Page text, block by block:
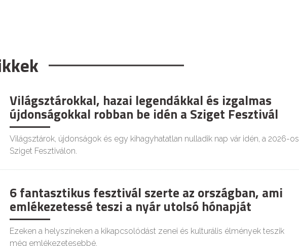
Világsztárokkal, hazai legendákkal és izgalmas
újdonságokkal robban be idén a Sziget Fesztivál
Világsztárok, újdonságok és egy kihagyhatatlan nulladik nap vár idén, a 2026-os
Sziget Fesztiválon.
6 fantasztikus fesztivál szerte az országban, ami
emlékezetessé teszi a nyár utolsó hónapját
Ezeken a helyszíneken a kikapcsolódást zenei és kulturális élmények teszik
még emlékezetesebbé.